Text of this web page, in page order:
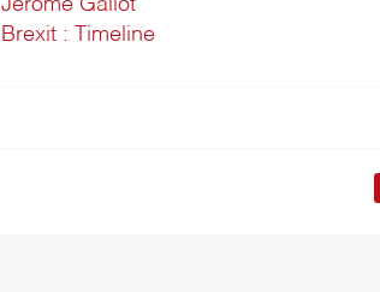
Jérôme Gallot
Brexit : Timeline